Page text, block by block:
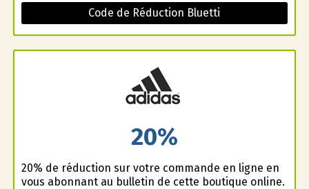
Code de Réduction Bluetti
20%
20% de réduction sur votre commande en ligne en
vous abonnant au bulletin de cette boutique online.